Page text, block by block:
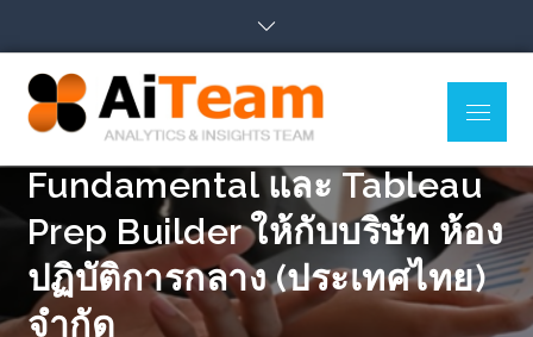
content
Co., Ltd.
Visualization, Uncover
Insights
Menu
Training Tableau Desktop
Fundamental และ Tableau
Prep Builder ให้กับบริษัท ห้อง
ปฏิบัติการกลาง (ประเทศไทย)
จำกัด